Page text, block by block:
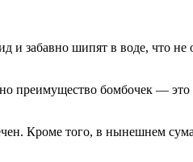
забавно шипят в воде, что
преимущество бомбочек — это
Кроме того, в нынешнем